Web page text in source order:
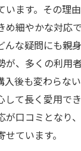
性を確認する方
います。その理
め細やかな対応
んな疑問にも親
が、多くの利用
入後も変わらな
して長く愛用で
が口コミとなり
ています。